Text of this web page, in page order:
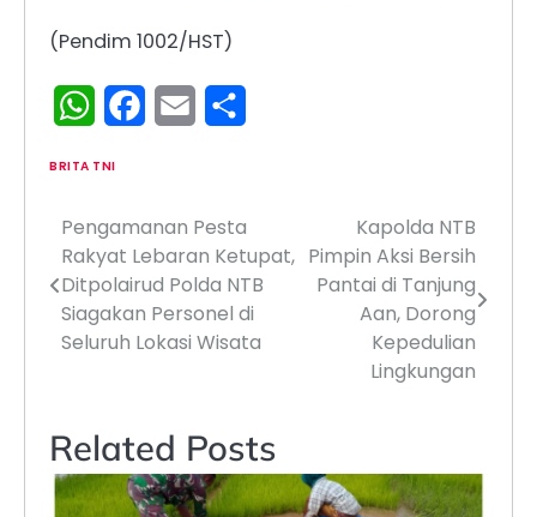
(Pendim 1002/HST)
WhatsAppFacebook
Email
BRITA TNI
Navigasi
pos
Pengamanan Pesta
Rakyat Lebaran Ketupat,
Ditpolairud Polda NTB
Siagakan Personel di
Seluruh Lokasi Wisata
Kapolda NTB
Pimpin Aksi Bersih
Pantai di Tanjung
Aan, Dorong
Kepedulian
Lingkungan
Related Posts